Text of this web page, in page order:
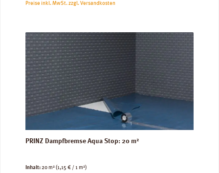
Preise inkl. MwSt. zzgl. Versandkosten
PRINZ Dampfbremse Aqua Stop: 20 m²
Inhalt:20 m²(1,15 € / 1 m²)